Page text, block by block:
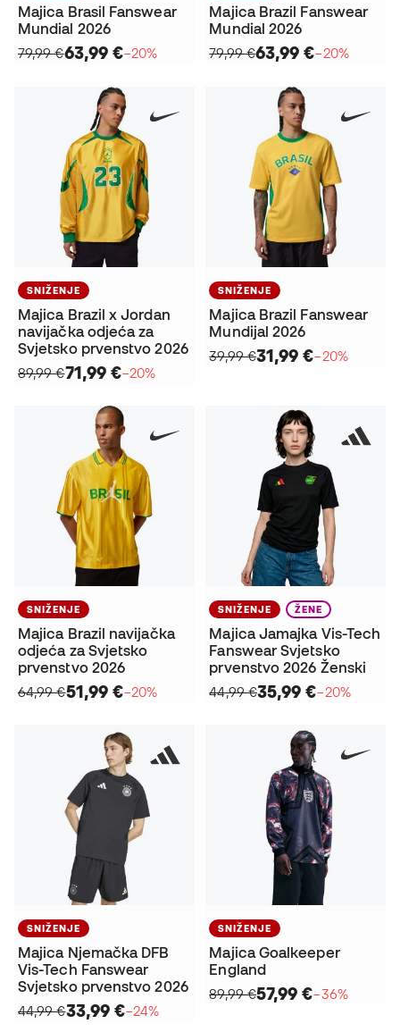
Majica Brasil Fanswear
Mundial 2026
79,99 €63,99 €−20%
Majica Brazil Fanswear
Mundial 2026
79,99 €63,99 €−20%
SNIŽENJE
Majica Brazil x Jordan
navijačka odjeća za
Svjetsko prvenstvo 2026
89,99 €71,99 €−20%
SNIŽENJE
Majica Brazil Fanswear
Mundijal 2026
39,99 €31,99 €−20%
SNIŽENJE
Majica Brazil navijačka
odjeća za Svjetsko
prvenstvo 2026
64,99 €51,99 €−20%
SNIŽENJE ŽENE
Majica Jamajka Vis-Tech
Fanswear Svjetsko
prvenstvo 2026 Ženski
44,99 €35,99 €−20%
SNIŽENJE
Majica Njemačka DFB
Vis-Tech Fanswear
Svjetsko prvenstvo 2026
44,99 €33,99 €−24%
SNIŽENJE
Majica Goalkeeper
England
89,99 €57,99 €−36%